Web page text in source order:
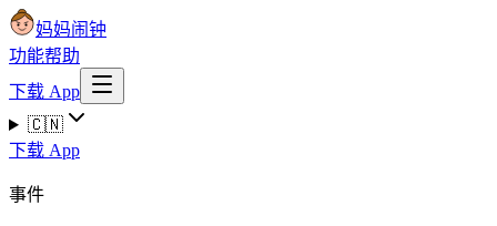
妈妈闹钟
功能帮助
下载 App
🇨🇳
下载 App
事件